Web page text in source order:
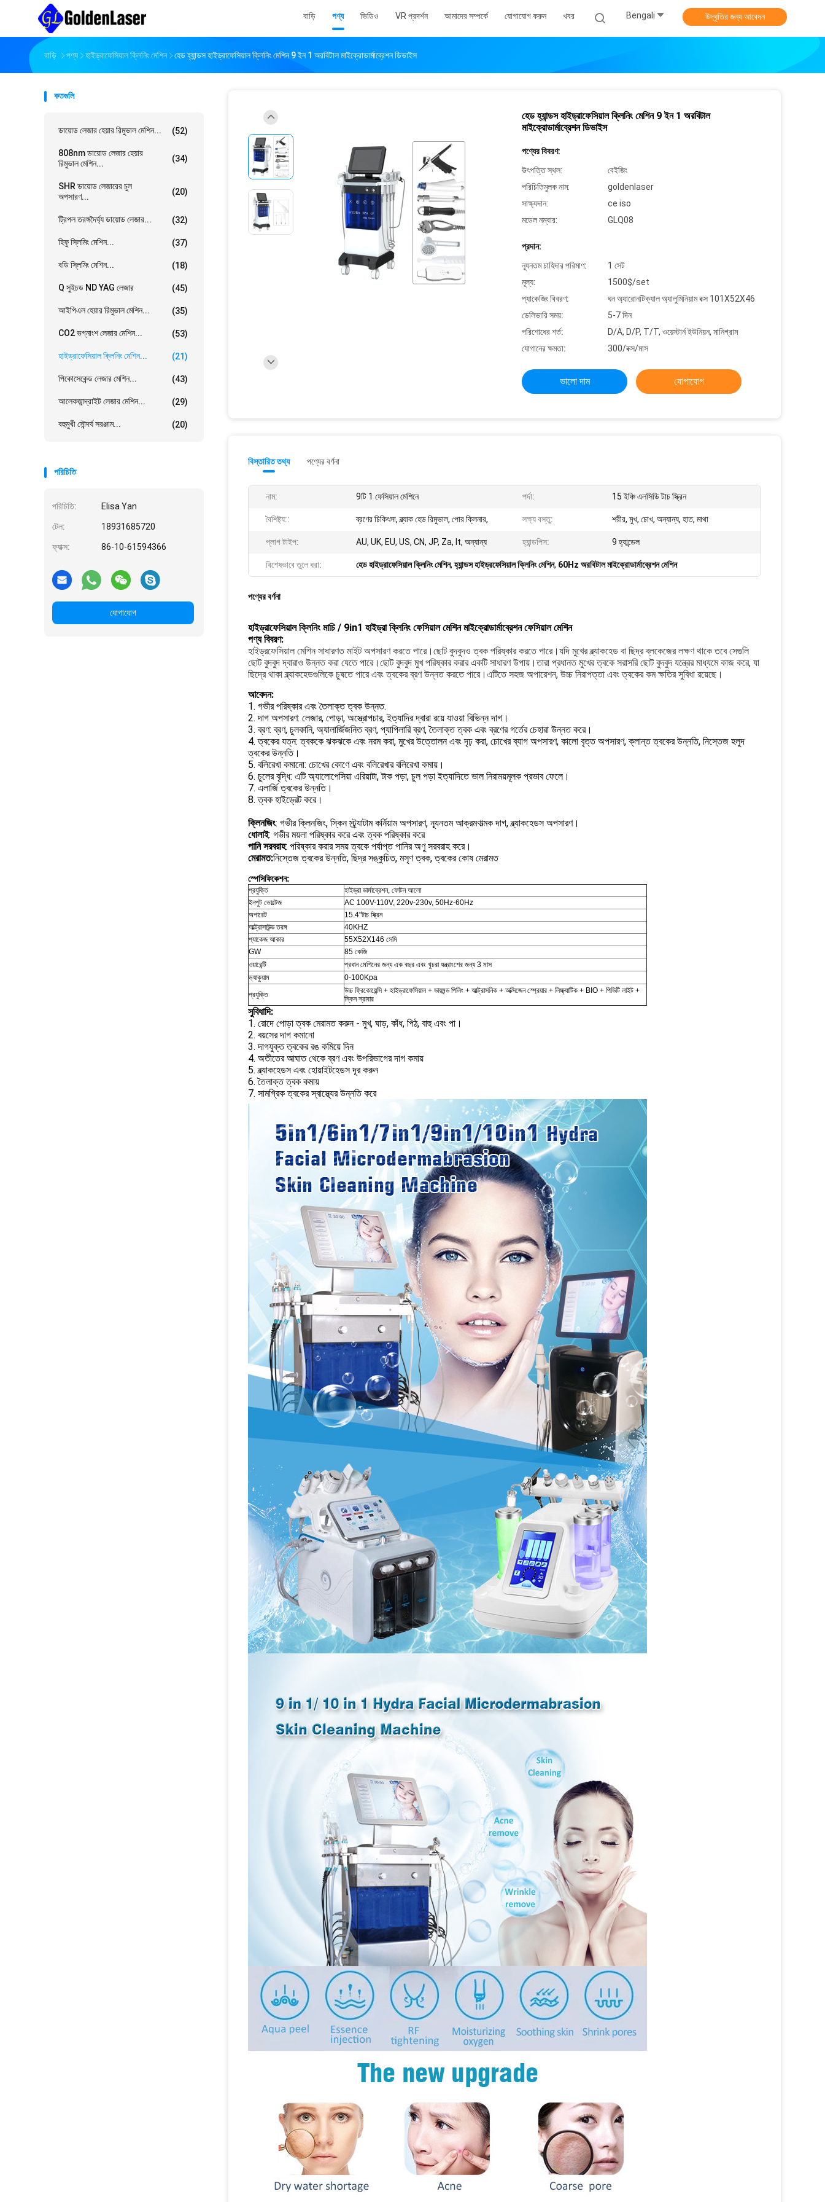
বাড়ি পণ্য ভিডিও VR প্রদর্শন আমাদের সম্পর্কে যোগাযোগ করুন খবর Bengali উদ্ধৃতির জন্য আবেদন
বাড়ি পণ্য হাইড্রাফেসিয়াল ক্লিনিং মেশিন হেড হ্যান্ডস হাইড্রাফেসিয়াল ক্লিনিং মেশিন 9 ইন 1 অরবিটাল মাইক্রোডার্মাব্রেশন ডিভাইস
কতগুলি
ডায়োড লেজার হেয়ার রিমুভাল মেশিন... (52)
808nm ডায়োড লেজার হেয়ার
রিমুভাল মেশিন...
(34)
SHR ডায়োড লেজারের চুল
অপসারণ...
(20)
ট্রিপল তরঙ্গদৈর্ঘ্য ডায়োড লেজার... (32)
হিফু স্লিমিং মেশিন... (37)
বডি স্লিমিং মেশিন... (18)
Q সুইচড ND YAG লেজার (45)
আইপিএল হেয়ার রিমুভাল মেশিন... (35)
CO2 ভগ্নাংশ লেজার মেশিন... (53)
হাইড্রাফেসিয়াল ক্লিনিং মেশিন... (21)
পিকোসেকেন্ড লেজার মেশিন... (43)
আলেকজান্দ্রাইট লেজার মেশিন... (29)
বহুমুখী সৌন্দর্য সরঞ্জাম... (20)
পরিচিতি
পরিচিতি: Elisa Yan
টেল: 18931685720
ফ্যাক্স: 86-10-61594366
যোগাযোগ
হেড হ্যান্ডস হাইড্রাফেসিয়াল ক্লিনিং মেশিন 9 ইন 1 অরবিটাল
মাইক্রোডার্মাব্রেশন ডিভাইস
পণ্যের বিবরণ:
উৎপত্তি স্থল:
বেইজিং
পরিচিতিমুলক নাম:
goldenlaser
সাক্ষ্যদান:
ce iso
মডেল নম্বার:
GLQ08
প্রদান:
ন্যূনতম চাহিদার পরিমাণ:
1 সেট
মূল্য:
1500$/set
প্যাকেজিং বিবরণ:
ঘন অ্যারোনটিক্যাল অ্যালুমিনিয়াম বক্স 101X52X46
ডেলিভারি সময়:
5-7 দিন
পরিশোধের শর্ত:
D/A, D/P, T/T, ওয়েস্টার্ন ইউনিয়ন, মানিগ্রাম
যোগানের ক্ষমতা:
300/বক্স/মাস
ভালো দাম যোগাযোগ
বিস্তারিত তথ্য পণ্যের বর্ণনা
নাম: 9টি 1 ফেসিয়াল মেশিনে পর্দা: 15 ইঞ্চি এলসিডি টাচ স্ক্রিন
বৈশিষ্ট্য:: ব্রণের চিকিৎসা, ব্ল্যাক হেড রিমুভাল, পোর ক্লিনার, লক্ষ্য বস্তু: শরীর, মুখ, চোখ, অন্যান্য, হাত, মাথা
প্লাগ টাইপ: AU, UK, EU, US, CN, JP, Za, It, অন্যান্য হ্যান্ডপিস: 9 হ্যান্ডেল
বিশেষভাবে তুলে ধরা: হেড হাইড্রাফেসিয়াল ক্লিনিং মেশিন,হ্যান্ডস হাইড্রফেসিয়াল ক্লিনিং মেশিন, 60Hz অরবিটাল মাইক্রোডার্মাব্রেশন মেশিন
পণ্যের বর্ণনা
হাইড্রাফেসিয়াল ক্লিনিং মাচি / 9in1 হাইড্রা ক্লিনিং ফেসিয়াল মেশিন মাইক্রোডার্মাব্রেশন ফেসিয়াল মেশিন
পণ্য বিবরণ:
হাইড্রফেসিয়াল মেশিন সাধারণত মাইট অপসারণ করতে পারে।ছোট বুদবুদও ত্বক পরিষ্কার করতে পারে।যদি মুখের ব্ল্যাকহেড বা ছিদ্র ব্লকেজের লক্ষণ থাকে তবে সেগুলি
ছোট বুদবুদ দ্বারাও উন্নত করা যেতে পারে।ছোট বুদবুদ মুখ পরিষ্কার করার একটি সাধারণ উপায়।তারা প্রধানত মুখের ত্বকে সরাসরি ছোট বুদবুদ যন্ত্রের মাধ্যমে কাজ করে, যা
ছিদ্রে থাকা ব্ল্যাকহেডগুলিকে চুষতে পারে এবং ত্বকের ব্রণ উন্নত করতে পারে।এটিতে সহজ অপারেশন, উচ্চ নিরাপত্তা এবং ত্বকের কম ক্ষতির সুবিধা রয়েছে।
আবেদন:
1. গভীর পরিষ্কার এবং তৈলাক্ত ত্বক উন্নত.
2. দাগ অপসারণ: লেজার, পোড়া, অস্ত্রোপচার, ইত্যাদির দ্বারা রয়ে যাওয়া বিভিন্ন দাগ।
3. ব্রণ: ব্রণ, চুলকানি, অ্যালার্জিজনিত ব্রণ, প্যাপিলারি ব্রণ, তৈলাক্ত ত্বক এবং ব্রণের গর্তের চেহারা উন্নত করে।
4. ত্বকের যত্ন: ত্বককে ঝকঝকে এবং নরম করা, মুখের উত্তোলন এবং দৃঢ় করা, চোখের ব্যাগ অপসারণ, কালো বৃত্ত অপসারণ, ক্লান্ত ত্বকের উন্নতি, নিস্তেজ হলুদ
ত্বকের উন্নতি।
5. বলিরেখা কমানো: চোখের কোণে এবং বলিরেখার বলিরেখা কমায়।
6. চুলের বৃদ্ধি: এটি অ্যালোপেসিয়া এরিয়াটা, টাক পড়া, চুল পড়া ইত্যাদিতে ভাল নিরাময়মূলক প্রভাব ফেলে।
7. এলার্জি ত্বকের উন্নতি।
8. ত্বক হাইড্রেট করে।
ক্লিনজিং: গভীর ক্লিনজিং, স্কিন স্ট্র্যাটাম কর্নিয়াম অপসারণ, ন্যূনতম আক্রমণাত্মক দাগ, ব্ল্যাকহেডস অপসারণ।
ধোলাই: গভীর ময়লা পরিষ্কার করে এবং ত্বক পরিষ্কার করে
পানি সরবরাহ: পরিষ্কার করার সময় ত্বকে পর্যাপ্ত পানির অণু সরবরাহ করে।
মেরামত:নিস্তেজ ত্বকের উন্নতি, ছিদ্র সঙ্কুচিত, মসৃণ ত্বক, ত্বকের কোষ মেরামত
স্পেসিফিকেশন:
প্রযুক্তি
হাইড্রা ডার্মাব্রেশন, ফোটন আলো
ইনপুট ভোল্টেজ
AC 100V-110V, 220v-230v, 50Hz-60Hz
অপারেট
15.4"টাচ স্ক্রিন
আল্ট্রাসাউন্ড তরঙ্গ
40KHZ
প্যাকেজ আকার
55X52X146 সেমি
GW
85 কেজি
ওয়ারেন্টি
প্রধান মেশিনের জন্য এক বছর এবং খুচরা যন্ত্রাংশের জন্য 3 মাস
ভ্যাকুয়াম
0-100Kpa
প্রযুক্তি
উচ্চ ফ্রিকোয়েন্সি + হাইড্রাফেসিয়াল + ডায়মন্ড পিলিং + আল্ট্রাসনিক + অক্সিজেন স্প্রেয়ার + লিম্ফ্যাটিক + BIO + পিডিটি লাইট +
স্কিন স্রাবার
সুবিধাদি:
1. রোদে পোড়া ত্বক মেরামত করুন - মুখ, ঘাড়, কাঁধ, পিঠ, বাহু এবং পা।
2. বয়সের দাগ কমানো
3. দাগযুক্ত ত্বকের রঙ কমিয়ে দিন
4. অতীতের আঘাত থেকে ব্রণ এবং উপরিভাগের দাগ কমায়
5. ব্ল্যাকহেডস এবং হোয়াইটহেডস দূর করুন
6. তৈলাক্ত ত্বক কমায়
7. সামগ্রিক ত্বকের স্বাস্থ্যের উন্নতি করে